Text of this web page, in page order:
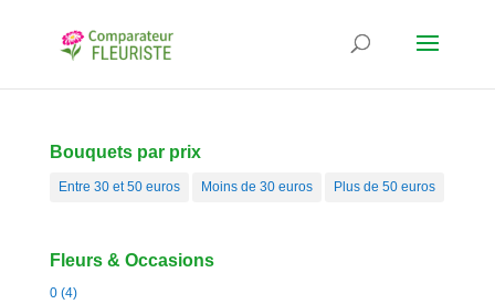
Bouquets par prix
Entre 30 et 50 euros Moins de 30 euros Plus de 50 euros
Fleurs & Occasions
0 (4)